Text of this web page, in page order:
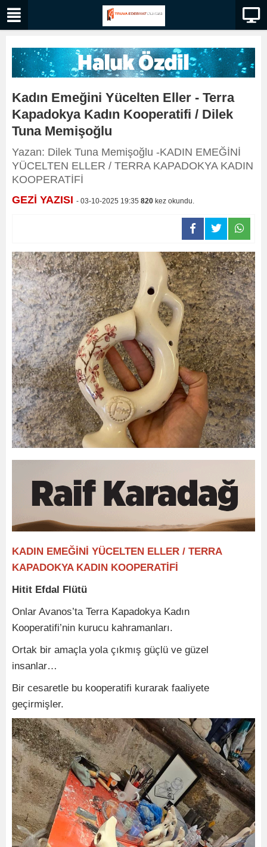
Kadın Emeğini Yücelten Eller - Terra
Kapadokya Kadın Kooperatifi / Dilek
Tuna Memişoğlu
Yazan: Dilek Tuna Memişoğlu -KADIN EMEĞİNİ
YÜCELTEN ELLER / TERRA KAPADOKYA KADIN
KOOPERATİFİ
GEZİ YAZISI - 03-10-2025 19:35 820 kez okundu.
KADIN EMEĞİNİ YÜCELTEN ELLER / TERRA
KAPADOKYA KADIN KOOPERATİFİ
Hitit Efdal Flütü
Onlar Avanos’ta Terra Kapadokya Kadın
Kooperatifi’nin kurucu kahramanları.
Ortak bir amaçla yola çıkmış güçlü ve güzel
insanlar…
Bir cesaretle bu kooperatifi kurarak faaliyete
geçirmişler.